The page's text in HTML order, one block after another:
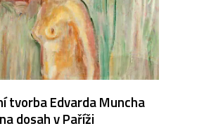
tvorba Edvarda Muncha
na dosah v Paříži